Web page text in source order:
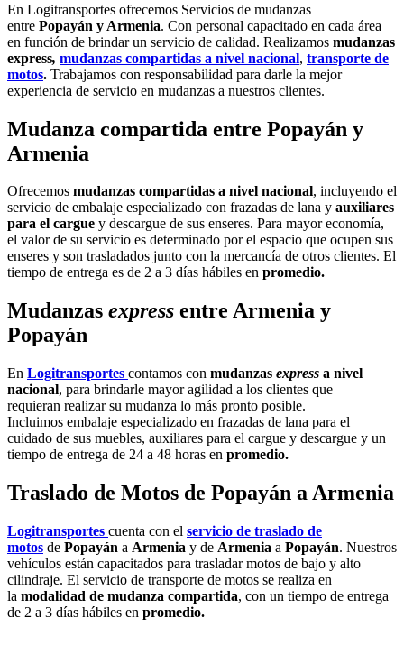
En Logitransportes ofrecemos Servicios de mudanzas
entre Popayán y Armenia. Con personal capacitado en cada área
en función de brindar un servicio de calidad. Realizamos mudanzas
express, mudanzas compartidas a nivel nacional, transporte de
motos. Trabajamos con responsabilidad para darle la mejor
experiencia de servicio en mudanzas a nuestros clientes.
Mudanza compartida entre Popayán y
Armenia
Ofrecemos mudanzas compartidas a nivel nacional, incluyendo el
servicio de embalaje especializado con frazadas de lana y auxiliares
para el cargue y descargue de sus enseres. Para mayor economía,
el valor de su servicio es determinado por el espacio que ocupen sus
enseres y son trasladados junto con la mercancía de otros clientes. El
tiempo de entrega es de 2 a 3 días hábiles en promedio.
Mudanzas express entre Armenia y
Popayán
En Logitransportes contamos con mudanzas express a nivel
nacional, para brindarle mayor agilidad a los clientes que
requieran realizar su mudanza lo más pronto posible.
Incluimos embalaje especializado en frazadas de lana para el
cuidado de sus muebles, auxiliares para el cargue y descargue y un
tiempo de entrega de 24 a 48 horas en promedio.
Traslado de Motos de Popayán a Armenia
Logitransportes cuenta con el servicio de traslado de
motos de Popayán a Armenia y de Armenia a Popayán. Nuestros
vehículos están capacitados para trasladar motos de bajo y alto
cilindraje. El servicio de transporte de motos se realiza en
la modalidad de mudanza compartida, con un tiempo de entrega
de 2 a 3 días hábiles en promedio.